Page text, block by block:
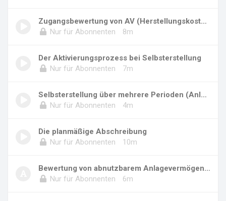
Zugangsbewertung von AV (Herstellungskosten)
Nur für Abonnenten
8m
Der Aktivierungsprozess bei Selbsterstellung
Nur für Abonnenten
7m
Selbsterstellung über mehrere Perioden (Anlag...
Nur für Abonnenten
4m
Die planmäßige Abschreibung
Nur für Abonnenten
10m
Bewertung von abnutzbarem Anlagevermögen (1)...
Nur für Abonnenten
6m